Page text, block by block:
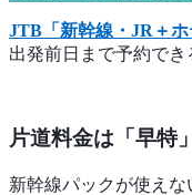
JTB「新幹線・JR＋ホ
出発前日まで予約でき
片道料金は「早特
新幹線パックが使え